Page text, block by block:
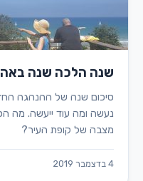
שנה הלכה שנה
סיכום שנה של ההנהגה
נעשה ומה עוד ייעשה. מה
מצבה של קופת העיר?
4 בדצמבר 2019